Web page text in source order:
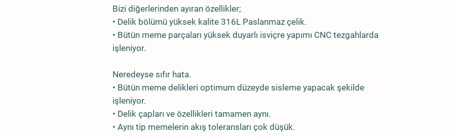
Bizi diğerlerinden ayıran özellikler;
• Delik bölümü yüksek kalite 316L Paslanmaz çelik.
• Bütün meme parçaları yüksek duyarlı isviçre yapımı CNC tezgahlarda
işleniyor.
Neredeyse sıfır hata.
• Bütün meme delikleri optimum düzeyde sisleme yapacak şekilde
işleniyor.
• Delik çapları ve özellikleri tamamen aynı.
• Aynı tip memelerin akış toleransları çok düşük.